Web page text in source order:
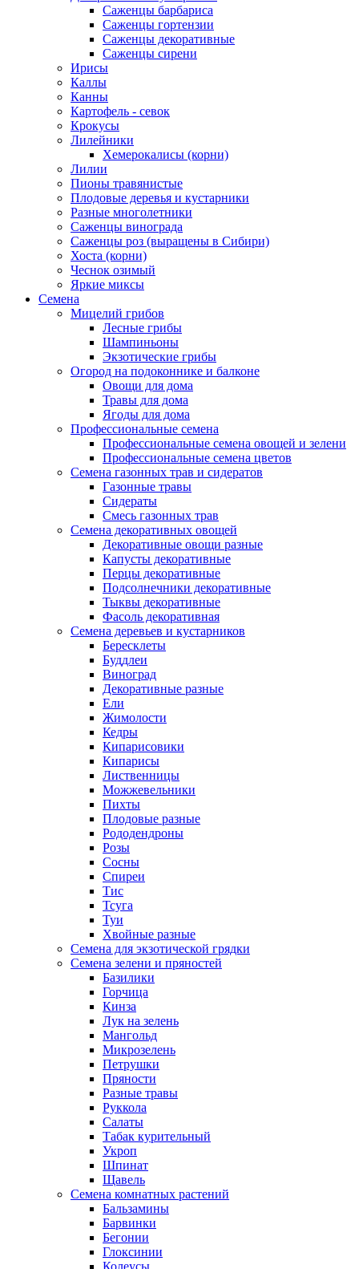
Саженцы барбариса
Саженцы гортензии
Саженцы декоративные
Саженцы сирени
Ирисы
Каллы
Канны
Картофель - севок
Крокусы
Лилейники
Хемерокалисы (корни)
Лилии
Пионы травянистые
Плодовые деревья и кустарники
Разные многолетники
Саженцы винограда
Саженцы роз (выращены в Сибири)
Хоста (корни)
Чеснок озимый
Яркие миксы
Семена
Мицелий грибов
Лесные грибы
Шампиньоны
Экзотические грибы
Огород на подоконнике и балконе
Овощи для дома
Травы для дома
Ягоды для дома
Профессиональные семена
Профессиональные семена овощей и зелени
Профессиональные семена цветов
Семена газонных трав и сидератов
Газонные травы
Сидераты
Смесь газонных трав
Семена декоративных овощей
Декоративные овощи разные
Капусты декоративные
Перцы декоративные
Подсолнечники декоративные
Тыквы декоративные
Фасоль декоративная
Семена деревьев и кустарников
Бересклеты
Буддлеи
Виноград
Декоративные разные
Ели
Жимолости
Кедры
Кипарисовики
Кипарисы
Лиственницы
Можжевельники
Пихты
Плодовые разные
Рододендроны
Розы
Сосны
Спиреи
Тис
Тсуга
Туи
Хвойные разные
Семена для экзотической грядки
Семена зелени и пряностей
Базилики
Горчица
Кинза
Лук на зелень
Мангольд
Микрозелень
Петрушки
Пряности
Разные травы
Руккола
Салаты
Табак курительный
Укроп
Шпинат
Щавель
Семена комнатных растений
Бальзамины
Барвинки
Бегонии
Глоксинии
Колеусы